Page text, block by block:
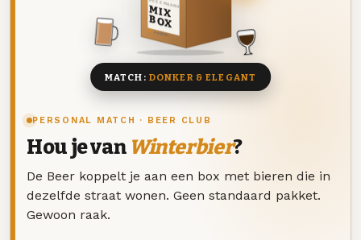
PERSONAL MATCH · BEER CLUB
Hou je van Winterbier?
De Beer koppelt je aan een box met bieren die in
dezelfde straat wonen. Geen standaard pakket.
Gewoon raak.
DEZE MAAND
MIX
BOX
8 BIEREN
MATCH: DONKER & ELEGANT